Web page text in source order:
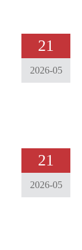
21
2026-05
21
2026-05